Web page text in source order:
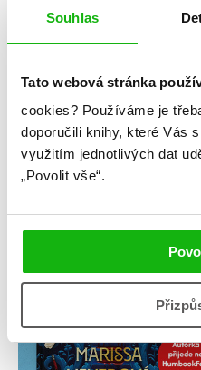
Souhlas
Tato webová stránka
cookies? Používáme je
doporučili knihy, které Vás
využitím jednotlivých dat
„Povolit vše“.